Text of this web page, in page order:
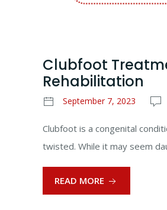
Clubfoot
Rehabilitation
September 7, 2023
Clubfoot is a congenital
twisted. While it may seem
READ MORE